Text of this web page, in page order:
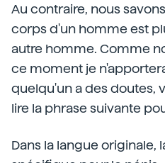
Au contraire, nous
corps d'un homme est
autre homme. Comme
ce moment je
quelqu'un a des doutes,
lire la phrase suivante
Dans la langue originale,